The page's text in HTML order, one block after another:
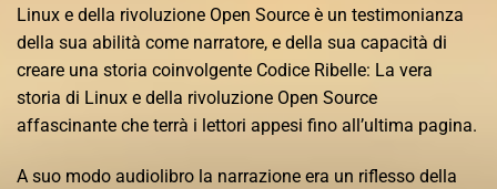
Linux e della rivoluzione Open Source è un testimonianza
della sua abilità come narratore, e della sua capacità di
creare una storia coinvolgente Codice Ribelle: La vera
storia di Linux e della rivoluzione Open Source
affascinante che terrà i lettori appesi fino all’ultima pagina.
A suo modo audiolibro la narrazione era un riflesso della